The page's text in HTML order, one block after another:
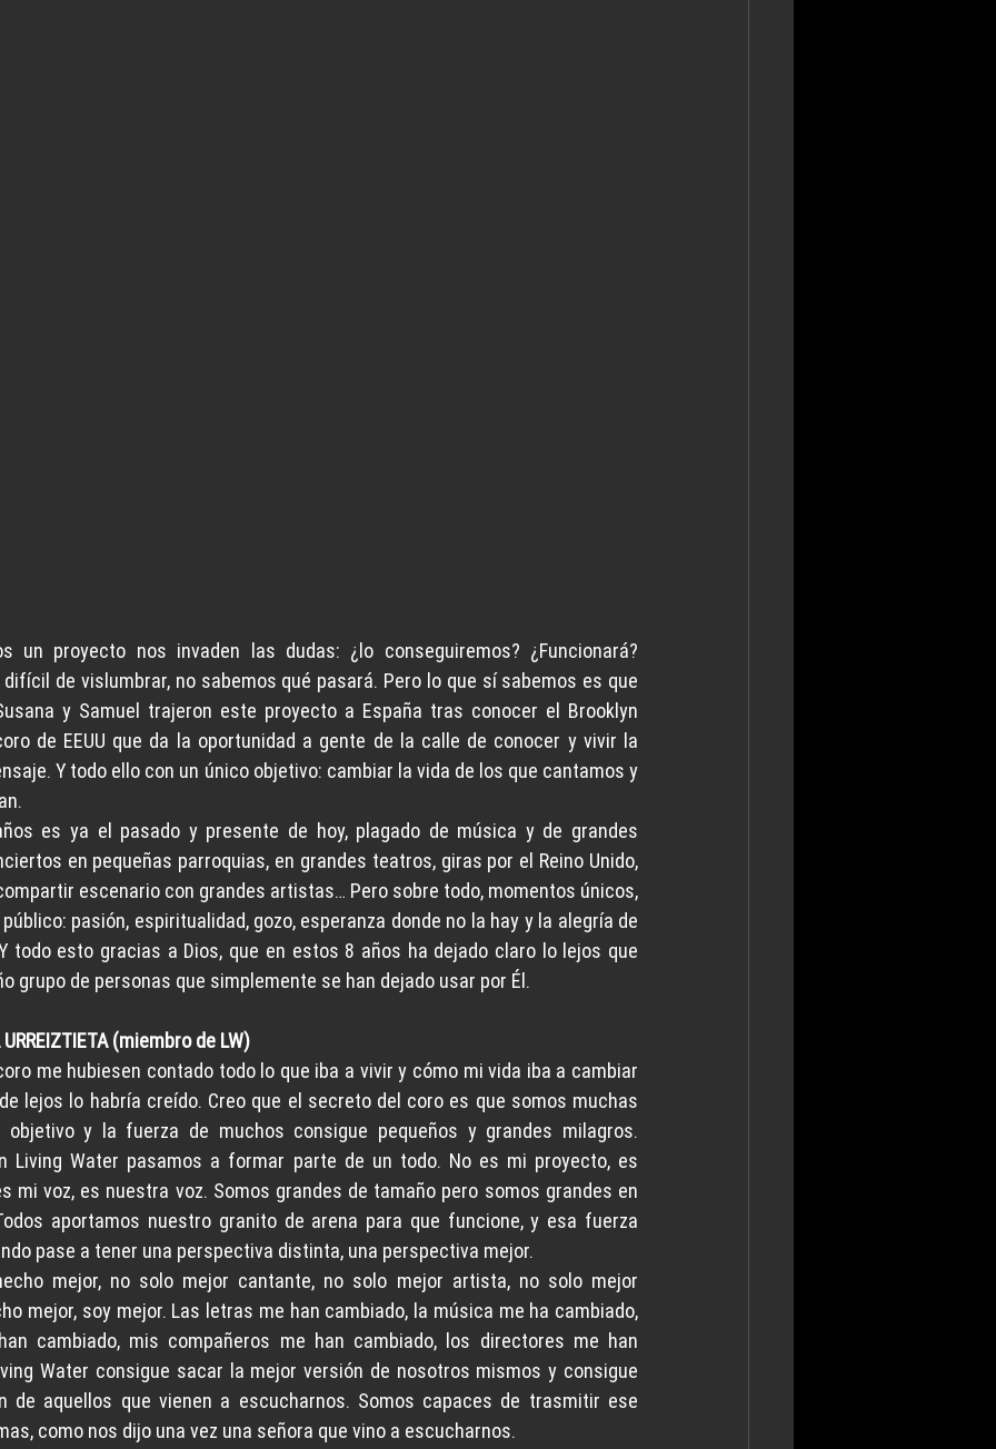
un proyecto nos invaden las dudas: ¿lo conseguiremos? ¿Funcionará?
de vislumbrar, no sabemos qué pasará. Pero lo que sí sabemos es que
y Samuel trajeron este proyecto a España tras conocer el Brooklyn
de EEUU que da la oportunidad a gente de la calle de conocer y vivir la
Y todo ello con un único objetivo: cambiar la vida de los que cantamos y
es ya el pasado y presente de hoy, plagado de música y de grandes
en pequeñas parroquias, en grandes teatros, giras por el Reino Unido,
escenario con grandes artistas… Pero sobre todo, momentos únicos,
pasión, espiritualidad, gozo, esperanza donde no la hay y la alegría de
todo esto gracias a Dios, que en estos 8 años ha dejado claro lo lejos que
grupo de personas que simplemente se han dejado usar por Él.
URREIZTIETA (miembro de LW)
me hubiesen contado todo lo que iba a vivir y cómo mi vida iba a cambiar
lejos lo habría creído. Creo que el secreto del coro es que somos muchas
y la fuerza de muchos consigue pequeños y grandes milagros.
Living Water pasamos a formar parte de un todo. No es mi proyecto, es
mi voz, es nuestra voz. Somos grandes de tamaño pero somos grandes en
aportamos nuestro granito de arena para que funcione, y esa fuerza
pase a tener una perspectiva distinta, una perspectiva mejor.
mejor, no solo mejor cantante, no solo mejor artista, no solo mejor
mejor, soy mejor. Las letras me han cambiado, la música me ha cambiado,
cambiado, mis compañeros me han cambiado, los directores me han
Water consigue sacar la mejor versión de nosotros mismos y consigue
de aquellos que vienen a escucharnos. Somos capaces de trasmitir ese
como nos dijo una vez una señora que vino a escucharnos.